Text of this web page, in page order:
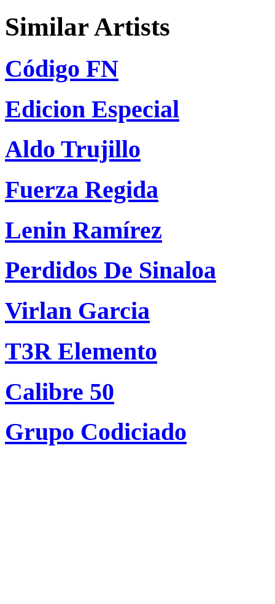
Similar Artists
Código FN
Edicion Especial
Aldo Trujillo
Fuerza Regida
Lenin Ramírez
Perdidos De Sinaloa
Virlan Garcia
T3R Elemento
Calibre 50
Grupo Codiciado